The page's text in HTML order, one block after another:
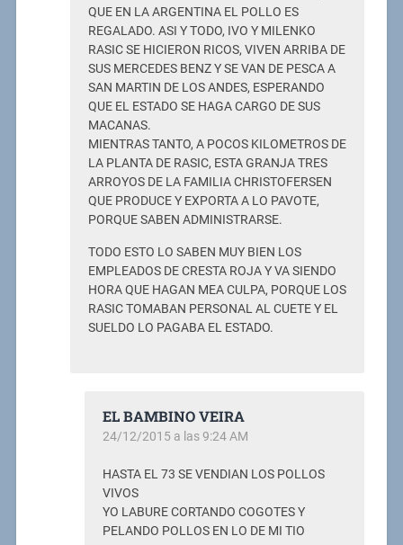
QUE EN LA ARGENTINA EL POLLO ES
REGALADO. ASI Y TODO, IVO Y MILENKO
RASIC SE HICIERON RICOS, VIVEN ARRIBA DE
SUS MERCEDES BENZ Y SE VAN DE PESCA A
SAN MARTIN DE LOS ANDES, ESPERANDO
QUE EL ESTADO SE HAGA CARGO DE SUS
MACANAS.
MIENTRAS TANTO, A POCOS KILOMETROS DE
LA PLANTA DE RASIC, ESTA GRANJA TRES
ARROYOS DE LA FAMILIA CHRISTOFERSEN
QUE PRODUCE Y EXPORTA A LO PAVOTE,
PORQUE SABEN ADMINISTRARSE.
TODO ESTO LO SABEN MUY BIEN LOS
EMPLEADOS DE CRESTA ROJA Y VA SIENDO
HORA QUE HAGAN MEA CULPA, PORQUE LOS
RASIC TOMABAN PERSONAL AL CUETE Y EL
SUELDO LO PAGABA EL ESTADO.
EL BAMBINO VEIRA
24/12/2015 a las 9:24 AM
HASTA EL 73 SE VENDIAN LOS POLLOS
VIVOS
YO LABURE CORTANDO COGOTES Y
PELANDO POLLOS EN LO DE MI TIO